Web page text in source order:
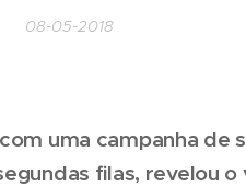
08-05-2018
uma campanha de
filas, revelou o